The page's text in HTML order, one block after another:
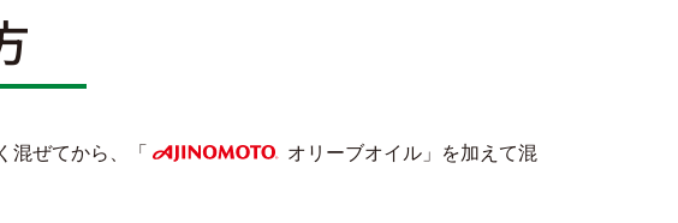
混ぜてから、「
オリーブオイル」を加えて混